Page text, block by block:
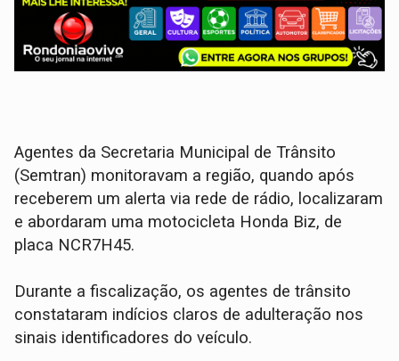
​Agentes da Secretaria Municipal de Trânsito
(Semtran) monitoravam a região, quando após
receberem um alerta via rede de rádio, localizaram
e abordaram uma motocicleta Honda Biz, de
placa NCR7H45.
​Durante a fiscalização, os agentes de trânsito
constataram indícios claros de adulteração nos
sinais identificadores do veículo.